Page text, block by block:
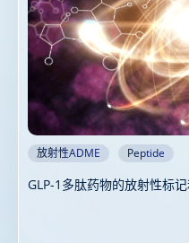
放射性ADME Peptide
GLP-1多肽药物的放射性标